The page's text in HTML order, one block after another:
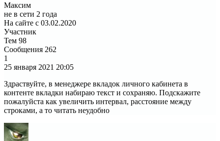
Максим
не в сети 2 года
На сайте с 03.02.2020
Участник
Тем 98
Сообщения 262
1
25 января 2021 20:05
Здраствуйте, в менеджере вкладок личного кабинета в
контенте вкладки набираю текст и сохраняю. Подскажите
пожалуйста как увеличить интервал, расстояние между
строками, а то читать неудобно